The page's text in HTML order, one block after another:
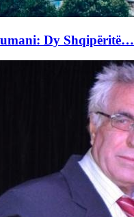
Dy Shqipëritë…